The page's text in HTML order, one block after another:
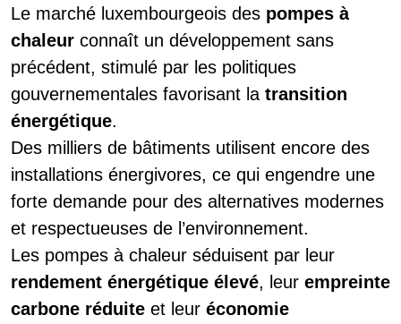
Le marché luxembourgeois des pompes à
chaleur connaît un développement sans
précédent, stimulé par les politiques
gouvernementales favorisant la transition
énergétique.
Des milliers de bâtiments utilisent encore des
installations énergivores, ce qui engendre une
forte demande pour des alternatives modernes
et respectueuses de l’environnement.
Les pompes à chaleur séduisent par leur
rendement énergétique élevé, leur empreinte
carbone réduite et leur économie